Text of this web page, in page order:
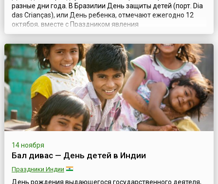
разные дни года. В Бразилии День защиты детей (порт. Dia
das Crianças), или День ребенка, отмечают ежегодно 12
октября, вместе с Праздником явления
Богородицы.Впервые за проведение такого праздника
высказался в 1920 году депутаты федерального собрания.
Впоследствии в 1924 году президент Бразилии, Артур
Бернардес, одобрил данное предложение поср...
14 ноября
Бал дивас — День детей в Индии
Праздники Индии
День рождения выдающегося государственного деятеля,